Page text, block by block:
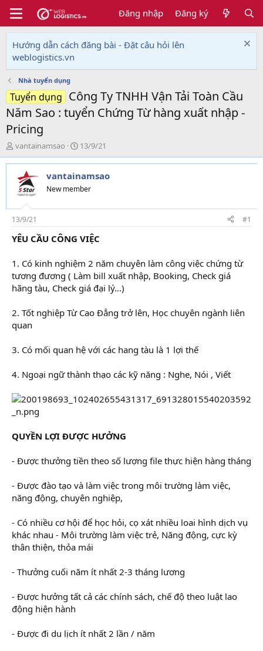
Đăng nhập Đăng ký
Hướng dẫn cách đăng bài - Đặt câu hỏi lên
weblogistics.vn
Nhà tuyển dụng
Tuyển dụng Công Ty TNHH Vận Tải Toàn Cầu
Năm Sao : tuyển Chứng Từ hàng xuất nhập -
Pricing
T
h
r
e
d
s
t
a
r
e
r
vantainamsao
N
g
à
y
g
i
13/9/21
vantainamsao
New member
13/9/21 #1
YÊU CẦU CÔNG VIỆC
1. Có kinh nghiệm 2 năm chuyên làm công việc chứng từ
tương đương ( Làm bill xuất nhập, Booking, Check giá
hãng tàu, Check giá đại lý...)
2. Tốt nghiệp Từ Cao Đẳng trở lên, Học chuyên ngành liên
quan
3. Có mối quan hệ với các hang tàu là 1 lợi thế
4. Ngoại ngữ thành thạo các kỹ năng : Nghe, Nói , Viết
QUYỀN LỢI ĐƯỢC HƯỞNG
- Được thưởng tiền theo số lượng file thực hiện hàng tháng
- Được đào tạo và làm việc trong môi trường làm việc,
năng động, chuyên nghiệp,
- Có nhiều cơ hội để học hỏi, cọ xát nhiều loai hình dịch vụ
khác nhau - Môi trường làm việc trẻ, Năng động, cực kỳ
thân thiện, thỏa mái
- Thưởng cuối năm ít nhất 2-3 tháng lương
- Được hưởng tất cả các chính sách, chế độ theo luật lao
động hiện hành
- Được đi du lịch ít nhất 2 lần / năm